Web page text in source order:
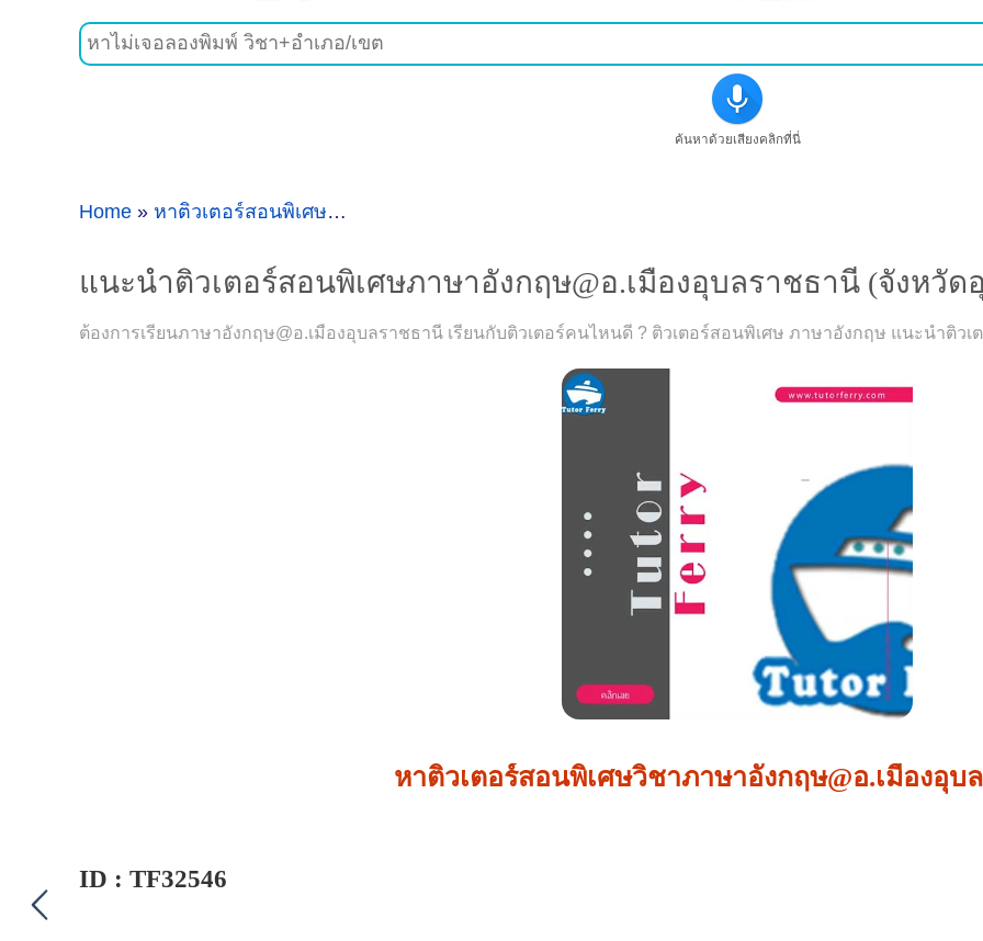
ค้นหาด้วยเสียงคลิกที่นี่
Home » หาติวเตอร์สอนพิเศษวิชาภาษาอังกฤษที่อ.เมืองอุบลราชธานี
แนะนำติวเตอร์สอนพิเศษภาษาอังกฤษ@อ.เมืองอุบลราชธานี (จังหวัด
ต้องการเรียนภาษาอังกฤษ@อ.เมืองอุบลราชธานี เรียนกับติวเตอร์คนไหนดี ? ติวเตอร์สอนพิเศษ ภาษาอังกฤษ แนะนำติว
หาติวเตอร์สอนพิเศษวิชาภาษาอังกฤษ@อ.เมืองอุบ
ID : TF32546